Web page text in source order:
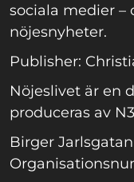
sociala medier –
nöjesnyheter.
Publisher:
Nöjeslivet är en
produceras av
Birger Jarlsgatan